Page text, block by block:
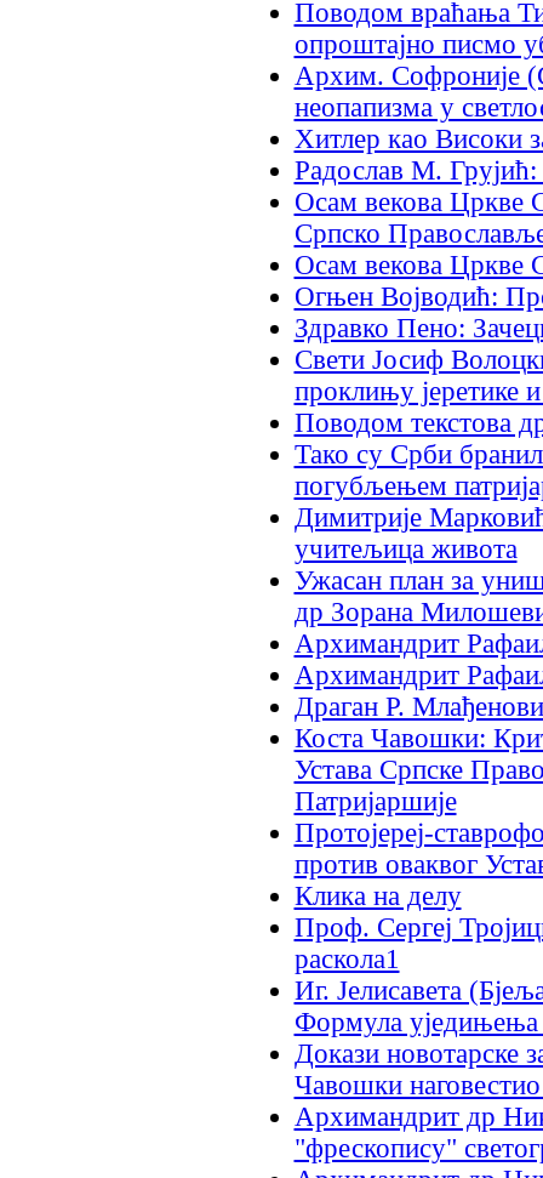
Поводом враћања
опроштајно писмо
Архим. Софроније
неопапизма у
Хитлер као Високи
Радослав М.
Осам векова Цркве
Српско
Осам векова Цркве
Огњен Војводић:
Здравко Пено:
Свети Јосиф
проклињу јеретике
Поводом текстова
Тако су Срби
погубљењем
Димитрије
учитељица живота
Ужасан план за
др Зорана
Архимандрит
Архимандрит
Драган Р.
Коста Чавошки:
Устава Српске
Патријаршије
Протојереј-
против оваквог
Клика на делу
Проф. Сергеј
раскола1
Иг. Јелисавета
Формула
Докази новотарске
Чавoшки
Архимандрит др
"фрескопису"